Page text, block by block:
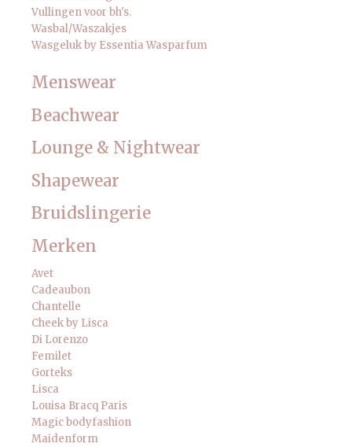
Vullingen voor bh's.
Wasbal/Waszakjes
Wasgeluk by Essentia Wasparfum
Menswear
Beachwear
Lounge & Nightwear
Shapewear
Bruidslingerie
Merken
Avet
Cadeaubon
Chantelle
Cheek by Lisca
Di Lorenzo
Femilet
Gorteks
Lisca
Louisa Bracq Paris
Magic bodyfashion
Maidenform